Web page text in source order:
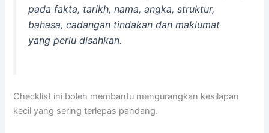
pada fakta, tarikh, nama, angka, struktur,
bahasa, cadangan tindakan dan maklumat
yang perlu disahkan.
Checklist ini boleh membantu mengurangkan kesilapan
kecil yang sering terlepas pandang.